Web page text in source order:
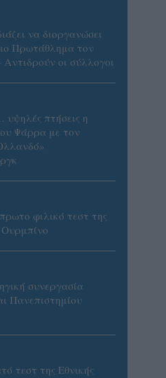
να διοργανώσει
Πρωτάθλημα τον
Αντιδρούν οι σύλλογοι
υψηλές πτήσεις η
Ψάρρα με τον
φιλικό τεστ της
Ουρμπίνο
συνεργασία
Πανεπιστημίου
τεστ της Εθνικής